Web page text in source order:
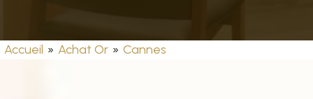
Accueil » Achat Or » Cannes